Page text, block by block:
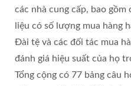
các nhà cung cấp, bao gồm
liệu có số lượng mua hàng
Đài tệ và các đối tác mua
đánh giá hiệu suất của họ
Tổng cộng có 77 bảng câu